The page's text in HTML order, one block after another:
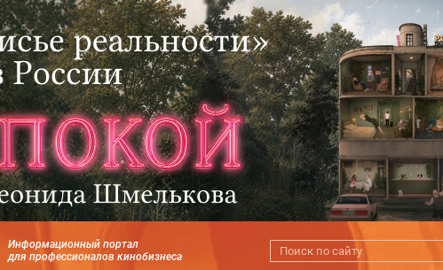
Информационный портал
для профессионалов кинобизнеса